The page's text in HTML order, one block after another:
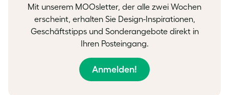
Mit unserem MOOsletter, der alle zwei Wochen
erscheint, erhalten Sie Design-Inspirationen,
Geschäftstipps und Sonderangebote direkt in
Ihren Posteingang.
Anmelden!